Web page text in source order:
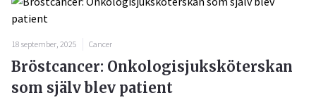
18 september, 2025 Cancer
Bröstcancer: Onkologisjuksköterskan
som själv blev patient